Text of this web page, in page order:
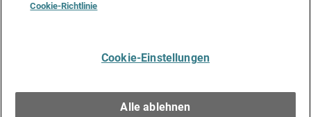
Media & Brand Kit
Cookie-Richtlinie
Cookie-Einstellungen
Alle ablehnen